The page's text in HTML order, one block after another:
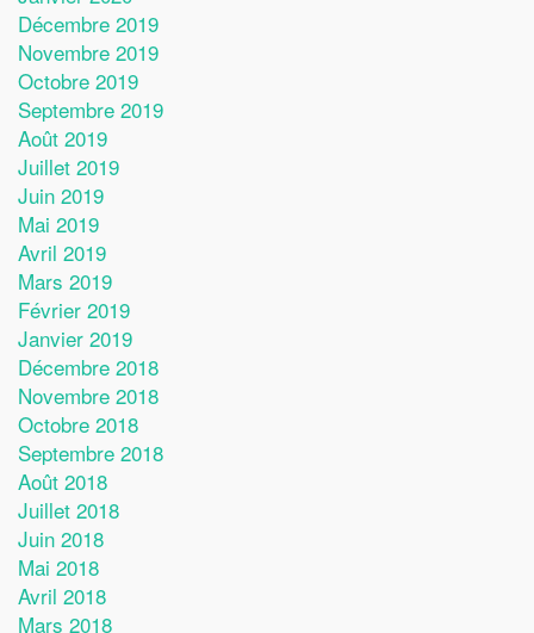
Décembre 2019
Novembre 2019
Octobre 2019
Septembre 2019
Août 2019
Juillet 2019
Juin 2019
Mai 2019
Avril 2019
Mars 2019
Février 2019
Janvier 2019
Décembre 2018
Novembre 2018
Octobre 2018
Septembre 2018
Août 2018
Juillet 2018
Juin 2018
Mai 2018
Avril 2018
Mars 2018